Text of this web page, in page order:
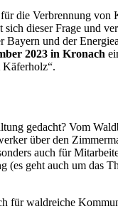
die Ver­bren­nung von
die­ser Fra­ge und
Bay­ern und der
2023 in Kro­nach
Käferholz“.
gedacht? Vom
über den
auch für
(es geht auch um das
für wald­rei­che